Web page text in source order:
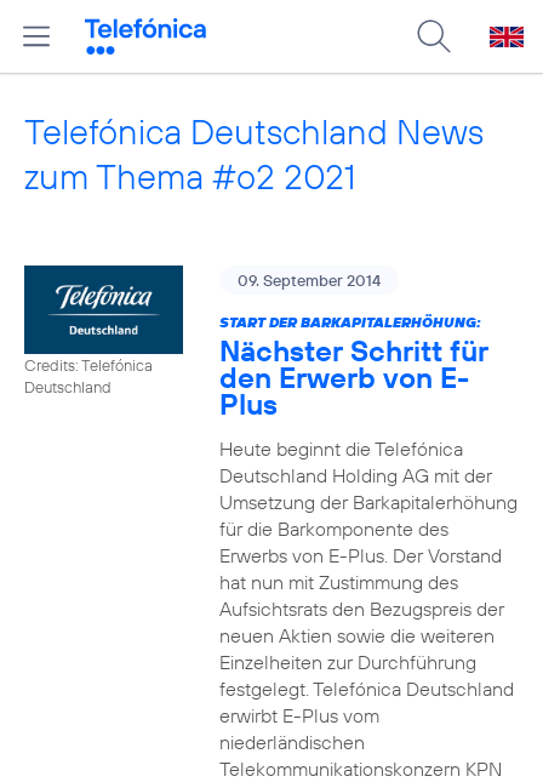
Telefónica Deutschland News
zum Thema #o2 2021
Credits: Telefónica
Deutschland
09. September 2014
START DER BARKAPITALERHÖHUNG:
Nächster Schritt für
den Erwerb von E-
Plus
Heute beginnt die Telefónica
Deutschland Holding AG mit der
Umsetzung der Barkapitalerhöhung
für die Barkomponente des
Erwerbs von E-Plus. Der Vorstand
hat nun mit Zustimmung des
Aufsichtsrats den Bezugspreis der
neuen Aktien sowie die weiteren
Einzelheiten zur Durchführung
festgelegt. Telefónica Deutschland
erwirbt E-Plus vom
niederländischen
Telekommunikationskonzern KPN